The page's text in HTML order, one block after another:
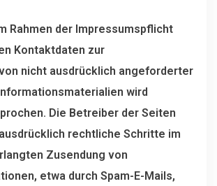
Rahmen der Impressumspflicht
Kontaktdaten zur
nicht ausdrücklich angeforderter
wird
Die Betreiber der Seiten
rechtliche Schritte im
Zusendung von
etwa durch Spam-E-Mails,